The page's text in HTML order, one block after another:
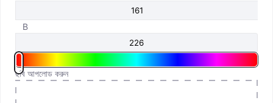
B
ছবি আপলোড করুন